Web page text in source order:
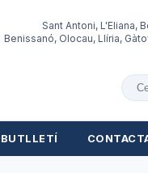
Sant Antoni, L'Eliana,
Benissanó, Olocau, Llíria,
BUTLLETÍ